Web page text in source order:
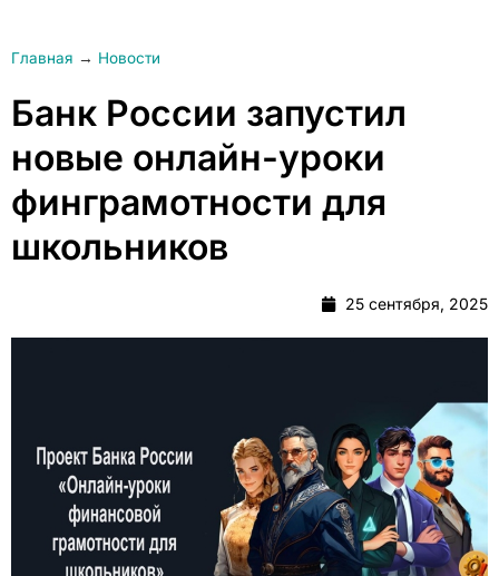
Главная → Новости
Банк России запустил
новые онлайн-уроки
финграмотности для
школьников
25 сентября, 2025